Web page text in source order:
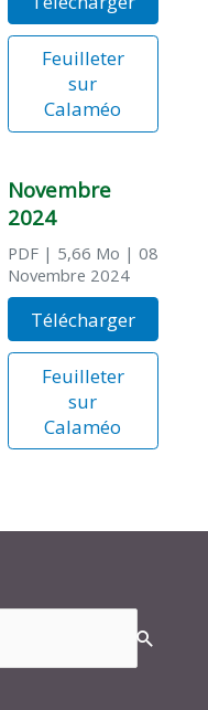
Feuilleter
sur
Calaméo
Novembre
2024
PDF| 5,66 Mo | 08
Novembre 2024
Télécharger
Feuilleter
sur
Calaméo